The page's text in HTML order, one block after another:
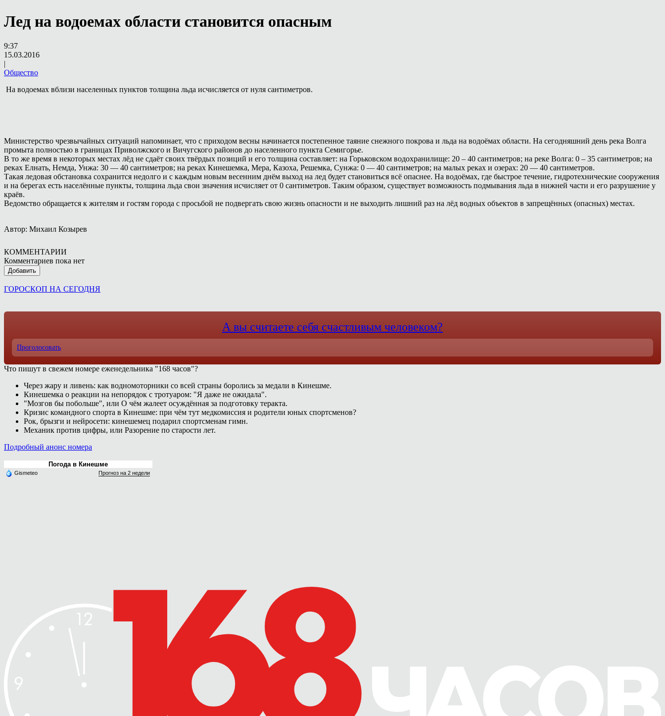
Лед на водоемах области становится опасным
9:37
15.03.2016
|
Общество
На водоемах вблизи населенных пунктов толщина льда исчисляется от нуля сантиметров.
Министерство чрезвычайных ситуаций напоминает, что с приходом весны начинается постепенное таяние снежного покрова и льда на водоёмах области. На сегодняшний день река Волга
промыта полностью в границах Приволжского и Вичугского районов до населенного пункта Семигорье.
В то же время в некоторых местах лёд не сдаёт своих твёрдых позиций и его толщина составляет: на Горьковском водохранилище: 20 – 40 сантиметров; на реке Волга: 0 – 35 сантиметров; на
реках Елнать, Немда, Унжа: 30 — 40 сантиметров; на реках Кинешемка, Мера, Казоха, Решемка, Сунжа: 0 — 40 сантиметров; на малых реках и озерах: 20 — 40 сантиметров.
Такая ледовая обстановка сохранится недолго и с каждым новым весенним днём выход на лед будет становиться всё опаснее. На водоёмах, где быстрое течение, гидротехнические сооружения
и на берегах есть населённые пункты, толщина льда свои значения исчисляет от 0 сантиметров. Таким образом, существует возможность подмывания льда в нижней части и его разрушение у
краёв.
Ведомство обращается к жителям и гостям города с просьбой не подвергать свою жизнь опасности и не выходить лишний раз на лёд водных объектов в запрещённых (опасных) местах.
Автор: Михаил Козырев
КОММЕНТАРИИ
Комментариев пока нет
Добавить
ГОРОСКОП НА СЕГОДНЯ
А вы считаете себя счастливым человеком?
Проголосовать
Что пишут в свежем номере еженедельника "168 часов"?
Через жару и ливень: как водномоторники со всей страны боролись за медали в Кинешме.
Кинешемка о реакции на непорядок с тротуаром: "Я даже не ожидала".
"Мозгов бы побольше", или О чём жалеет осуждённая за подготовку теракта.
Кризис командного спорта в Кинешме: при чём тут медкомиссия и родители юных спортсменов?
Рок, брызги и нейросети: кинешемец подарил спортсменам гимн.
Механик против цифры, или Разорение по старости лет.
Подробный анонс номера
Погода в Кинешме
Gismeteo Прогноз на 2 недели